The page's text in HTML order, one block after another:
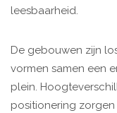
leesbaarheid.
De gebouwen zijn
vormen samen een
plein.
positionering